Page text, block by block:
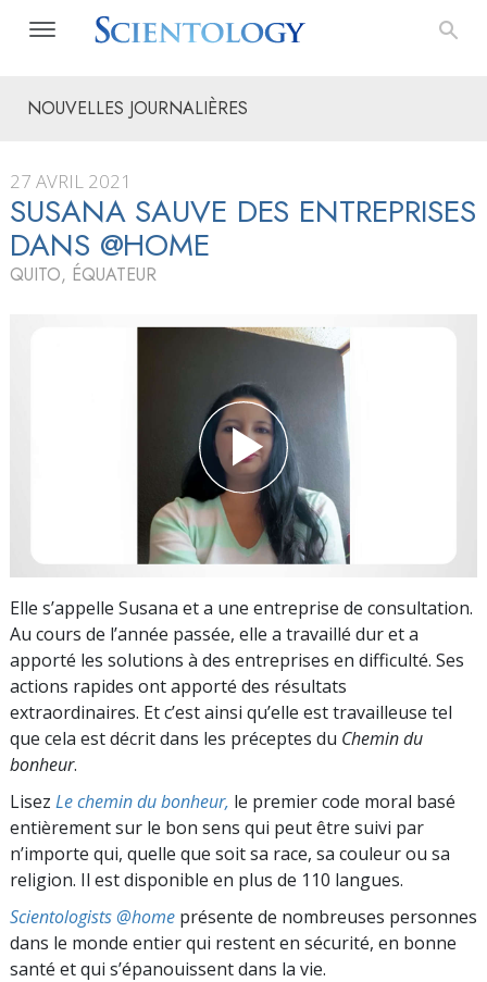
NOUVELLES JOURNALIÈRES
27 AVRIL 2021
SUSANA SAUVE DES ENTREPRISES
DANS @HOME
QUITO, ÉQUATEUR
Elle s’appelle Susana et a une entreprise de consultation.
Au cours de l’année passée, elle a travaillé dur et a
apporté les solutions à des entreprises en difficulté. Ses
actions rapides ont apporté des résultats
extraordinaires. Et c’est ainsi qu’elle est travailleuse tel
que cela est décrit dans les préceptes du Chemin du
bonheur.
Lisez Le chemin du bonheur, le premier code moral basé
entièrement sur le bon sens qui peut être suivi par
n’importe qui, quelle que soit sa race, sa couleur ou sa
religion. Il est disponible en plus de 110 langues.
Scientologists @home présente de nombreuses personnes
dans le monde entier qui restent en sécurité, en bonne
santé et qui s’épanouissent dans la vie.